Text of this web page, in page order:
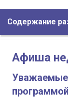
Содержание
Афиша
Уважаемые